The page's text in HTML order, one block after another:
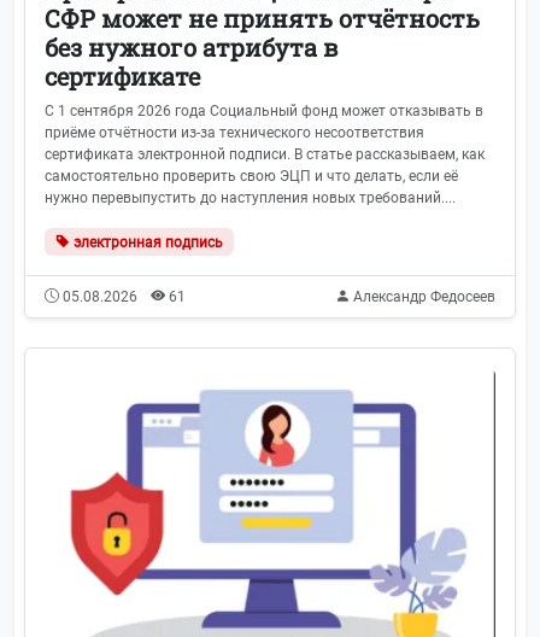
СФР может не принять отчётность
без нужного атрибута в
сертификате
С 1 сентября 2026 года Социальный фонд может отказывать в
приёме отчётности из-за технического несоответствия
сертификата электронной подписи. В статье рассказываем, как
самостоятельно проверить свою ЭЦП и что делать, если её
нужно перевыпустить до наступления новых требований....
электронная подпись
05.08.2026 61 Александр Федосеев